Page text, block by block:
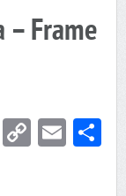
– Frame
Copy